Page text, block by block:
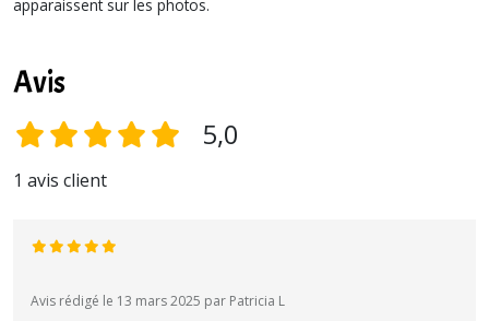
apparaissent sur les photos.
Avis
5,0
1 avis client
Avis rédigé le 13 mars 2025 par Patricia L